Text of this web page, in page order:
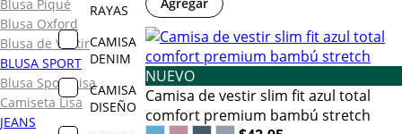
Blusa Piqué
Blusa Oxford
Blusa de Vestir
BLUSA SPORT
Blusa Sport Lisa
Camiseta Lisa
JEANS
RAYAS
CAMISA
DENIM
CAMISA
DISEÑO
NUEVO
Camisa de vestir slim fit azul total
comfort premium bambú stretch